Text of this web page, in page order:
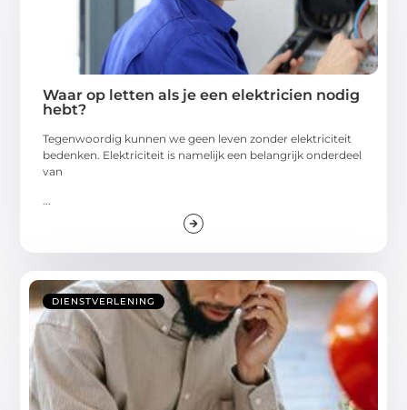
Waar op letten als je een elektricien nodig
hebt?
Tegenwoordig kunnen we geen leven zonder elektriciteit
bedenken. Elektriciteit is namelijk een belangrijk onderdeel
van
...
DIENSTVERLENING